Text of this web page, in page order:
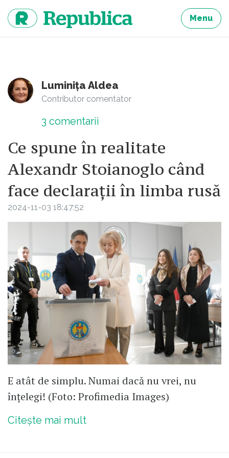
continut
Menu
Luminița Aldea
Contributor comentator
3 comentarii
Ce spune în realitate
Alexandr Stoianoglo când
face declarații în limba rusă
2024-11-03 18:47:52
E atât de simplu. Numai dacă nu vrei, nu
înțelegi! (Foto: Profimedia Images)
Citește mai mult